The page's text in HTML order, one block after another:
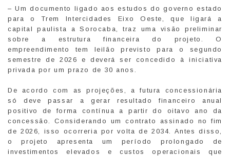
– Um documento ligado aos estudos do governo estado
para o Trem Intercidades Eixo Oeste, que ligará a
capital paulista a Sorocaba, traz uma visão preliminar
sobre a estrutura financeira do projeto. O
empreendimento tem leilão previsto para o segundo
semestre de 2026 e deverá ser concedido à iniciativa
privada por um prazo de 30 anos.
De acordo com as projeções, a futura concessionária
só deve passar a gerar resultado financeiro anual
positivo de forma contínua a partir do oitavo ano da
concessão. Considerando um contrato assinado no fim
de 2026, isso ocorreria por volta de 2034. Antes disso,
o projeto apresenta um período prolongado de
investimentos elevados e custos operacionais que